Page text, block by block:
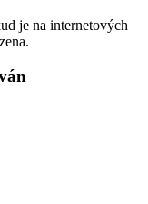
je na internetových